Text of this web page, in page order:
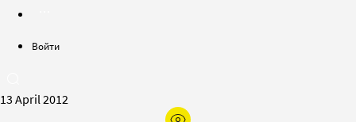
Войти
13 April 2012